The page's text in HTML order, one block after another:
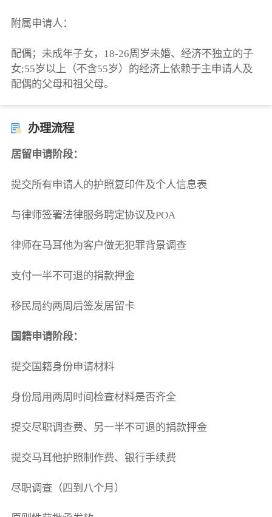
附属申请人：
配偶；未成年子女，18-26周岁未婚、经济不独立的子
女;55岁以上（不含55岁）的经济上依赖于主申请人及
配偶的父母和祖父母。
办理流程
居留申请阶段：
提交所有申请人的护照复印件及个人信息表
与律师签署法律服务聘定协议及POA
律师在马耳他为客户做无犯罪背景调查
支付一半不可退的捐款押金
移民局约两周后签发居留卡
国籍申请阶段：
提交国籍身份申请材料
身份局用两周时间检查材料是否齐全
提交尽职调查费、另一半不可退的捐款押金
提交马耳他护照制作费、银行手续费
尽职调查（四到八个月）